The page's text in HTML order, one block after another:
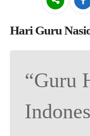
Hari Guru
“Guru